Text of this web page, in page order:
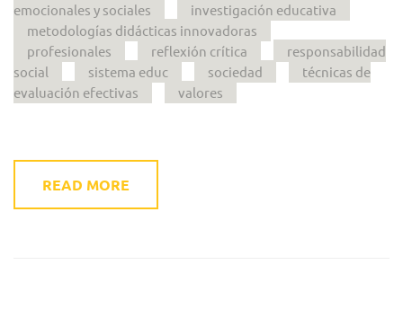
emocionales y sociales
investigación educativa
metodologías didácticas innovadoras
profesionales
reflexión crítica
responsabilidad
social
sistema educ sociedad
técnicas de
evaluación efectivas
valores
READ MORE